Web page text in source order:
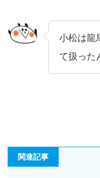
小松は龍
て扱った
関連記事